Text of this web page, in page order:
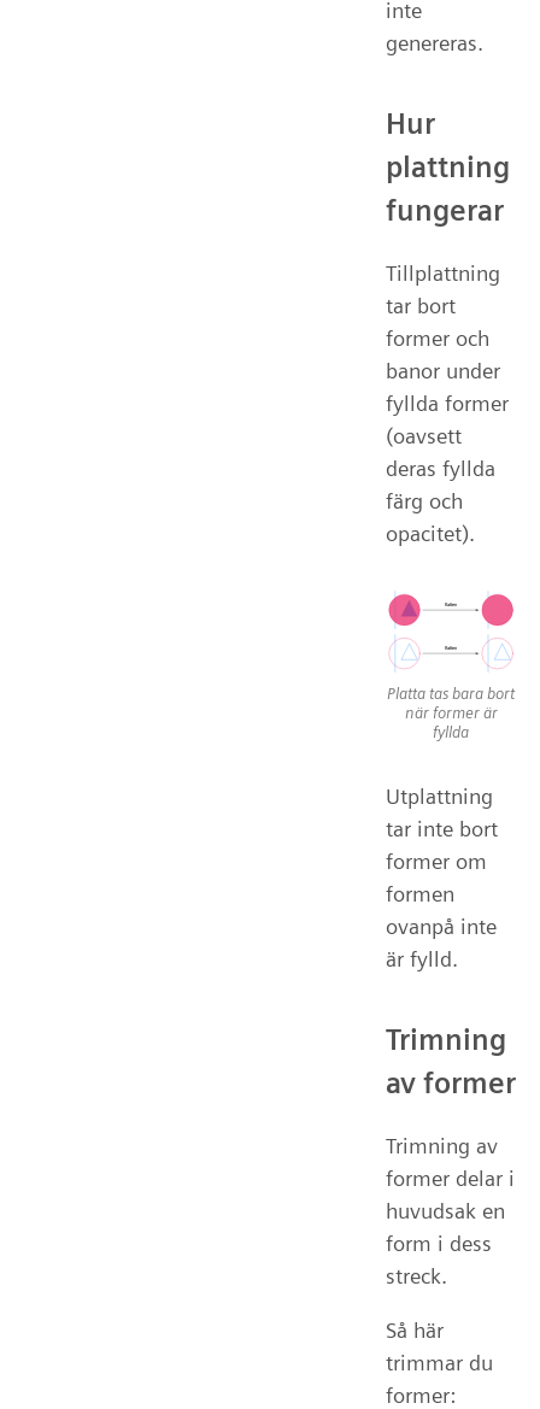
inte
genereras.
Hur
plattning
fungerar
Tillplattning
tar bort
former och
banor under
fyllda former
(oavsett
deras fyllda
färg och
opacitet).
Platta tas bara bort
när former är
fyllda
Utplattning
tar inte bort
former om
formen
ovanpå inte
är fylld.
Trimning
av former
Trimning av
former delar i
huvudsak en
form i dess
streck.
Så här
trimmar du
former: